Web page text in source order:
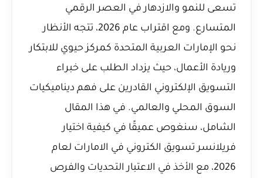
تسعى للنمو والازدهار في العصر الرقمي
المتسارع. ومع اقتراب عام 2026، تتجه الأنظار
نحو الإمارات العربية المتحدة كمركز حيوي للابتكار
وريادة الأعمال، حيث يزداد الطلب على خبراء
التسويق الإلكتروني القادرين على فهم ديناميكيات
السوق المحلي والعالمي. في هذا المقال
الشامل، سنغوص عميقًا في كيفية اختيار
فريلانسر تسويق الكتروني في الامارات لعام
2026، مع الأخذ في الاعتبار التحديات والفرص